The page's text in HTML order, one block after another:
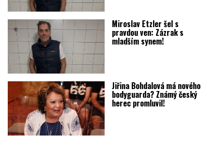
Miroslav Etzler šel s
pravdou ven: Zázrak s
mladším synem!
Jiřina Bohdalová má nového
bodyguarda? Známý český
herec promluvil!